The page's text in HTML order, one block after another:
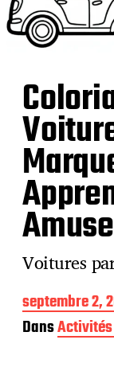
Voitures
D
a
t
septembre 2,
Dans